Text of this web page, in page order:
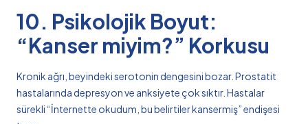
10. Psikolojik Boyut:
“Kanser miyim?” Korkusu
Kronik ağrı, beyindeki serotonin dengesini bozar. Prostatit
hastalarında depresyon ve anksiyete çok sıktır. Hastalar
sürekli “İnternette okudum, bu belirtiler kansermiş” endişesi